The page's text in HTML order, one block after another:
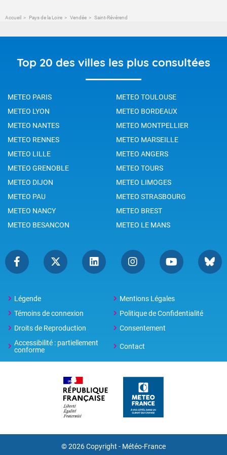
Accueil Pays de la Loire Vendée Saint-Révérend
Top 20 des villes les plus consultées
METEO PARIS
METEO TOULOUSE
METEO LYON
METEO BORDEAUX
METEO NANTES
METEO MONTPELLIER
METEO RENNES
METEO MARSEILLE
METEO LILLE
METEO ANGERS
METEO GRENOBLE
METEO TOURS
METEO DIJON
METEO LIMOGES
METEO PAU
METEO STRASBOURG
METEO NANCY
METEO BREST
METEO BESANCON
METEO LE MANS
Légende
Mentions Légales
Témoins de connexion
Politique de Confidentialité
Droits de Reproduction
Consentement
Accessibilité : partiellement
conforme
Contact
© 2026 Copyright - Météo-France